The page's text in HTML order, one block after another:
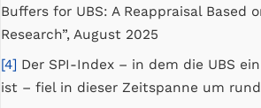
Buffers for UBS: A Reappraisal Based
Research”, August 2025
[4] Der SPI-Index – in dem die UBS
ist – fiel in dieser Zeitspanne um